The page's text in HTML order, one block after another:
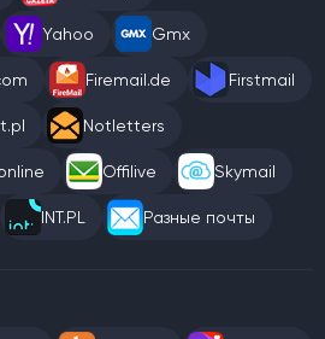
Yahoo Gmx
Firemail.de Firstmail
Notletters
Offilive Skymail
INT.PL Разные почты